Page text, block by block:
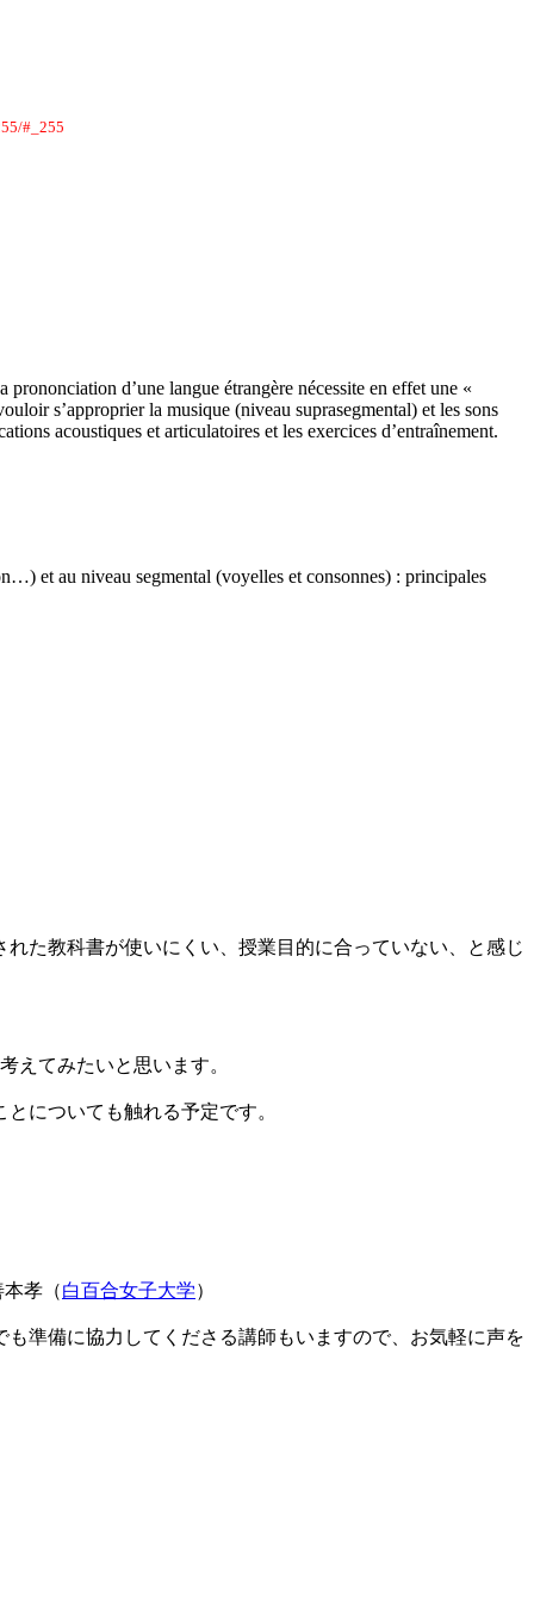
#_255
d’une langue étrangère nécessite en effet une «
s’approprier la musique (niveau suprasegmental) et les sons
acoustiques et articulatoires et les exercices d’entraînement.
et au niveau segmental (voyelles et consonnes) : principales
た教科書が使いにくい、授業目的に合っていない、と感じ
えてみたいと思います。
についても触れる予定です。
本孝（白百合女子大学）
準備に協力してくださる講師もいますので、お気軽に声を